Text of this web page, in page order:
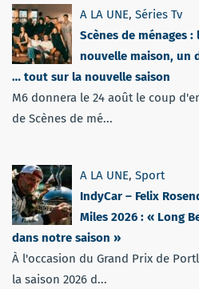
A LA UNE, Séries Tv
Scènes de ménages
nouvelle maison, un
… tout sur la nouvelle saison
M6 donnera le 24 août le coup
de Scènes de mé...
A LA UNE, Sport
IndyCar – Felix
Miles 2026 : « Long
dans notre saison »
À l'occasion du Grand Prix de
la saison 2026 d...